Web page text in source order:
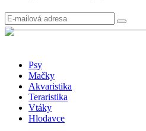
Psy
Mačky
Akvaristika
Teraristika
Vtáky
Hlodavce